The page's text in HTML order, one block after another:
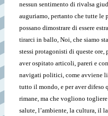
nessun sentimento di rivalsa
auguriamo, pertanto che tutte le
possano dimostrare di essere
tirarci in ballo, Noi, che siamo
stessi protagonisti di queste ore,
aver ospitato articoli, pareri e
navigati politici, come avviene
tutto il mondo, e per aver difeso
rimane, ma che vogliono
salute, l’ambiente, la cultura, il